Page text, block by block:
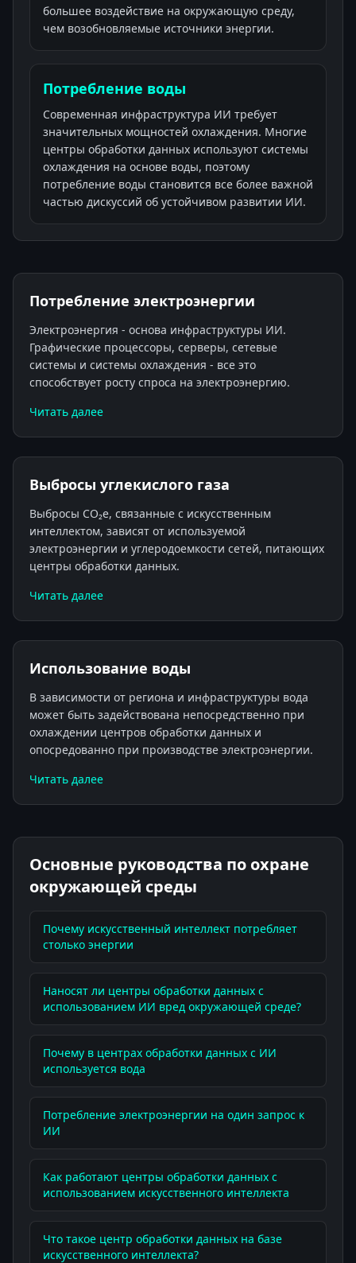
большее воздействие на окружающую среду,
чем возобновляемые источники энергии.
Потребление воды
Современная инфраструктура ИИ требует
значительных мощностей охлаждения. Многие
центры обработки данных используют системы
охлаждения на основе воды, поэтому
потребление воды становится все более важной
частью дискуссий об устойчивом развитии ИИ.
Потребление электроэнергии
Электроэнергия - основа инфраструктуры ИИ.
Графические процессоры, серверы, сетевые
системы и системы охлаждения - все это
способствует росту спроса на электроэнергию.
Читать далее
Выбросы углекислого газа
Выбросы CO₂e, связанные с искусственным
интеллектом, зависят от используемой
электроэнергии и углеродоемкости сетей, питающих
центры обработки данных.
Читать далее
Использование воды
В зависимости от региона и инфраструктуры вода
может быть задействована непосредственно при
охлаждении центров обработки данных и
опосредованно при производстве электроэнергии.
Читать далее
Основные руководства по охране
окружающей среды
Почему искусственный интеллект потребляет
столько энергии
Наносят ли центры обработки данных с
использованием ИИ вред окружающей среде?
Почему в центрах обработки данных с ИИ
используется вода
Потребление электроэнергии на один запрос к
ИИ
Как работают центры обработки данных с
использованием искусственного интеллекта
Что такое центр обработки данных на базе
искусственного интеллекта?